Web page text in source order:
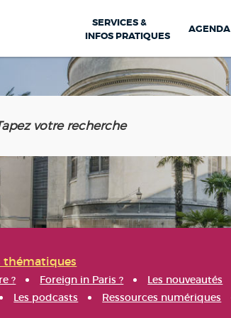
SERVICES &
INFOS PRATIQUES
AGENDA
thématiques
? Foreign in Paris ? Les nouveautés
Les podcasts Ressources numériques